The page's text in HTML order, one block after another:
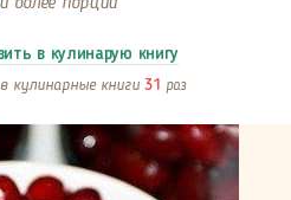
в кулинарую книгу
кулинарные книги 31 раз